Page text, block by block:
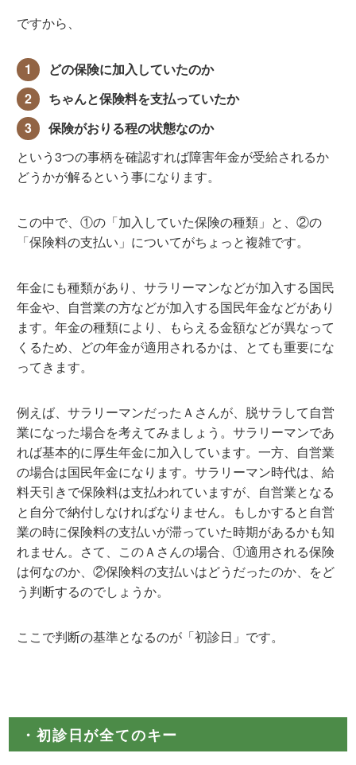
ですから、
どの保険に加入していたのか
ちゃんと保険料を支払っていたか
保険がおりる程の状態なのか
という3つの事柄を確認すれば障害年金が受給されるか
どうかが解るという事になります。
この中で、①の「加入していた保険の種類」と、②の
「保険料の支払い」についてがちょっと複雑です。
年金にも種類があり、サラリーマンなどが加入する国民
年金や、自営業の方などが加入する国民年金などがあり
ます。年金の種類により、もらえる金額などが異なって
くるため、どの年金が適用されるかは、とても重要にな
ってきます。
例えば、サラリーマンだったＡさんが、脱サラして自営
業になった場合を考えてみましょう。サラリーマンであ
れば基本的に厚生年金に加入しています。一方、自営業
の場合は国民年金になります。サラリーマン時代は、給
料天引きで保険料は支払われていますが、自営業となる
と自分で納付しなければなりません。もしかすると自営
業の時に保険料の支払いが滞っていた時期があるかも知
れません。さて、このＡさんの場合、①適用される保険
は何なのか、②保険料の支払いはどうだったのか、をど
う判断するのでしょうか。
ここで判断の基準となるのが「初診日」です。
・初診日が全てのキー